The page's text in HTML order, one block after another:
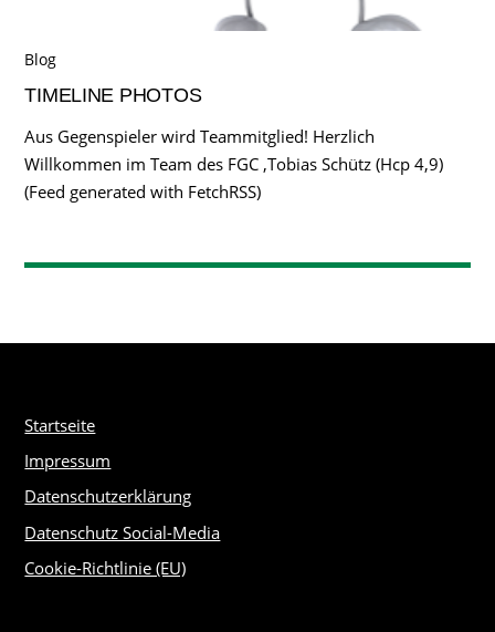
Blog
TIMELINE PHOTOS
Aus Gegenspieler wird Teammitglied! Herzlich
Willkommen im Team des FGC ,Tobias Schütz (Hcp 4,9)
(Feed generated with FetchRSS)
Startseite
Impressum
Datenschutzerklärung
Datenschutz Social-Media
Cookie-Richtlinie (EU)